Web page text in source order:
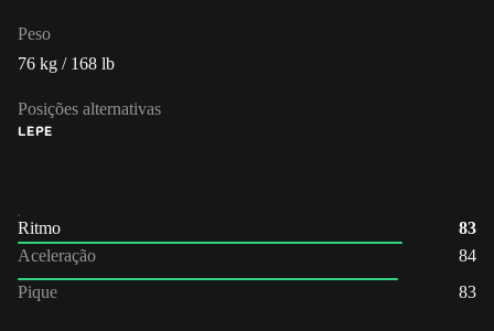
Peso
76 kg / 168 lb
Posições alternativas
LEPE
Ritmo
83
Aceleração
84
Pique
83